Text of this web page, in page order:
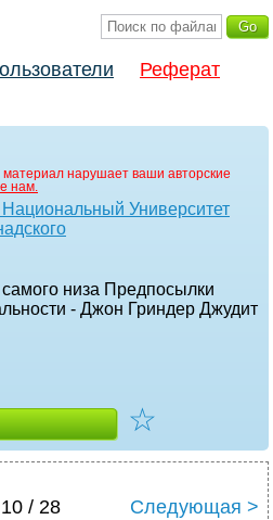
Реферат
нарушает ваши авторские
нам.
Университет
низа Предпосылки
- Джон Гриндер Джудит
☆
10 / 28 Следующая >